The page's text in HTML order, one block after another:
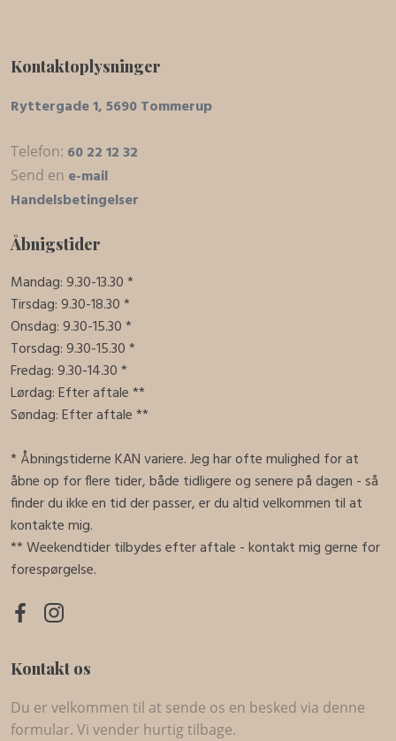
Kontaktoplysninger
Ryttergade 1, 5690 Tommerup
Telefon: 60 22 12 32
Send en e-mail
Handelsbetingelser
Åbnigstider​
Mandag: 9.30-13.30 *
Tirsdag: 9.30-18.30 *
Onsdag: 9.30-15.30 *
Torsdag: 9.30-15.30 *
Fredag: 9.30-14.30 *
Lørdag: Efter aftale **
Søndag: Efter aftale **
* Åbningstiderne KAN variere. Jeg har ofte mulighed for at
åbne op for flere tider, både tidligere og senere på dagen - så
finder du ikke en tid der passer, er du altid velkommen til at
kontakte mig.
​** Weekendtider tilbydes efter aftale - kontakt mig gerne for
forespørgelse.​
Kontakt os
Du er velkommen til at sende os en besked via denne
formular. Vi vender hurtig tilbage.